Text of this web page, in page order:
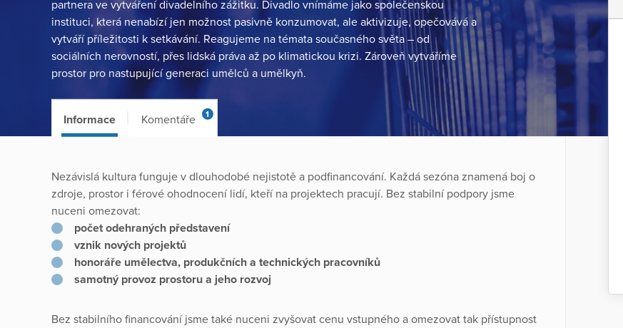
partnera ve vytváření divadelního zážitku. Divadlo vnímáme jako společenskou
instituci, která nenabízí jen možnost pasivně konzumovat, ale aktivizuje, opečovává a
vytváří příležitosti k setkávání. Reagujeme na témata současného světa – od
sociálních nerovností, přes lidská práva až po klimatickou krizi. Zároveň vytváříme
prostor pro nastupující generaci umělců a umělkyň.
Informace Komentáře 1
Nezávislá kultura funguje v dlouhodobé nejistotě a podfinancování. Každá sezóna znamená boj o
zdroje, prostor i férové ohodnocení lidí, kteří na projektech pracují. Bez stabilní podpory jsme
nuceni omezovat:
počet odehraných představení
vznik nových projektů
honoráře umělectva, produkčních a technických pracovníků
samotný provoz prostoru a jeho rozvoj
Bez stabilního financování jsme také nuceni zvyšovat cenu vstupného a omezovat tak přístupnost